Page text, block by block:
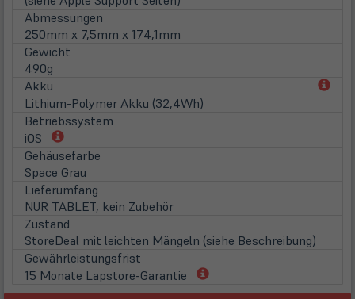
Abmessungen
250mm x 7,5mm x 174,1mm
Gewicht
490g
Akku
Lithium-Polymer Akku (32,4Wh)
Betriebssystem
iOS
(öffnet
in
neuem
Tab)
Gehäusefarbe
Space Grau
Lieferumfang
NUR TABLET, kein Zubehör
Zustand
StoreDeal mit leichten Mängeln (siehe Beschreibung)
Gewährleistungsfrist
15 Monate Lapstore-Garantie
(öffnet
in